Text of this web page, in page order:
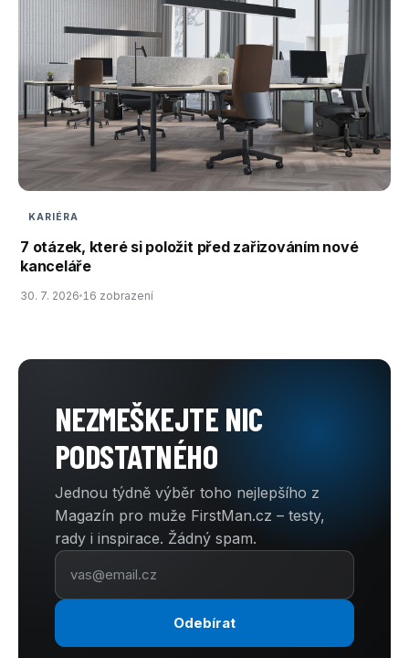
KARIÉRA
7 otázek, které si položit před zařizováním nové
kanceláře
30. 7. 2026 16 zobrazení
NEZMEŠKEJTE NIC
PODSTATNÉHO
Jednou týdně výběr toho nejlepšího z
Magazín pro muže FirstMan.cz – testy,
rady i inspirace. Žádný spam.
Odebírat